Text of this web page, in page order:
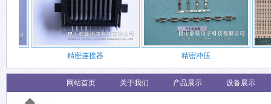
精密连接器 精密冲压
网站首页 关于我们 产品展示 设备展示